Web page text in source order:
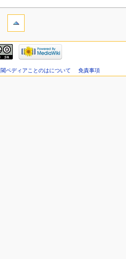
閾ペディアことのはについて 免責事項